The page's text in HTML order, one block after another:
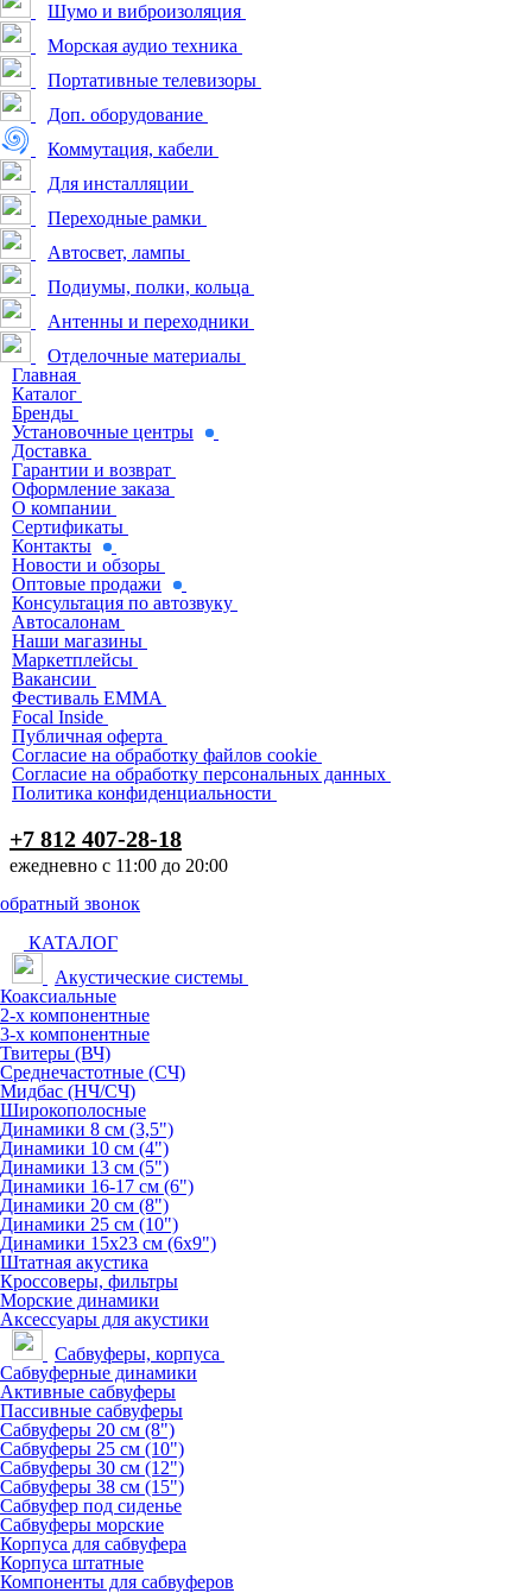
Шумо и виброизоляция
Морская аудио техника
Портативные телевизоры
Доп. оборудование
Коммутация, кабели
Для инсталляции
Переходные рамки
Автосвет, лампы
Подиумы, полки, кольца
Антенны и переходники
Отделочные материалы
Главная
Каталог
Бренды
Установочные центры
Доставка
Гарантии и возврат
Оформление заказа
О компании
Сертификаты
Контакты
Новости и обзоры
Оптовые продажи
Консультация по автозвуку
Автосалонам
Наши магазины
Маркетплейсы
Вакансии
Фестиваль EMMA
Focal Inside
Публичная оферта
Согласие на обработку файлов cookie
Согласие на обработку персональных данных
Политика конфиденциальности
+7 812 407-28-18
ежедневно с 11:00 до 20:00
обратный звонок
КАТАЛОГ
Акустические системы
Коаксиальные
2-х компонентные
3-х компонентные
Твитеры (ВЧ)
Среднечастотные (СЧ)
Мидбас (НЧ/СЧ)
Широкополосные
Динамики 8 см (3,5")
Динамики 10 см (4")
Динамики 13 см (5")
Динамики 16-17 см (6")
Динамики 20 см (8")
Динамики 25 см (10")
Динамики 15х23 см (6х9")
Штатная акустика
Кроссоверы, фильтры
Морские динамики
Аксессуары для акустики
Сабвуферы, корпуса
Сабвуферные динамики
Активные сабвуферы
Пассивные сабвуферы
Сабвуферы 20 см (8")
Сабвуферы 25 см (10")
Сабвуферы 30 см (12")
Сабвуферы 38 см (15")
Сабвуфер под сиденье
Сабвуферы морские
Корпуса для сабвуфера
Корпуса штатные
Компоненты для сабвуферов